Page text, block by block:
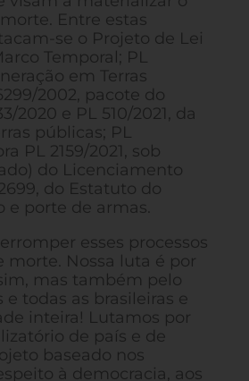
Entre estas
se o Projeto de Lei
Temporal; PL
em Terras
2002, pacote do
2020 e PL 510/2021, da
públicas; PL
PL 2159/2021, sob
do Licenciamento
do Estatuto do
e porte de armas.
esses processos
morte. Nossa luta é por
mas também pelo
todas as brasileiras e
inteira! Lutamos por
de país e de
baseado nos
à democracia, aos